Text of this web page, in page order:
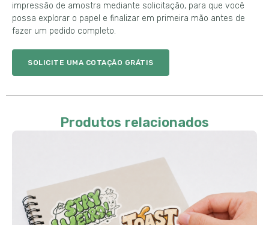
impressão de amostra mediante solicitação, para que você
possa explorar o papel e finalizar em primeira mão antes de
fazer um pedido completo.
SOLICITE UMA COTAÇÃO GRÁTIS
Produtos relacionados